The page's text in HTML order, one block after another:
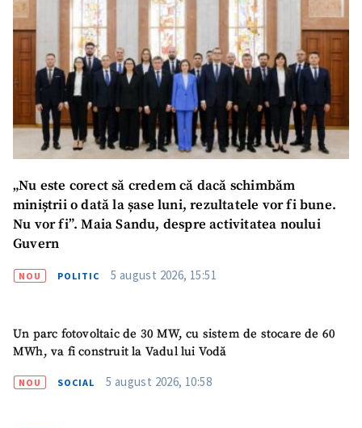
„Nu este corect să credem că dacă schimbăm
miniștrii o dată la șase luni, rezultatele vor fi bune.
Nu vor fi”. Maia Sandu, despre activitatea noului
Guvern
NOU POLITIC 5 august 2026, 15:51
Un parc fotovoltaic de 30 MW, cu sistem de stocare de 60
MWh, va fi construit la Vadul lui Vodă
NOU SOCIAL 5 august 2026, 10:58